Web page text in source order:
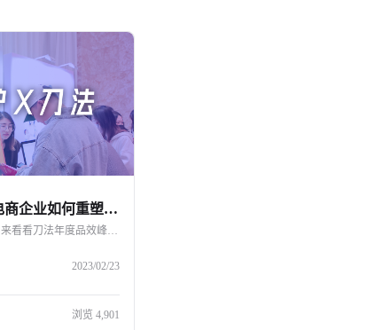
炼丹炉X刀法｜电商企业如何重塑人货场，构筑数字化护城河？-杭州知衣科技
炼丹炉究竟好不好用？来看看刀法年度品效峰会上的客户都怎么说～
2023/02/23
浏览 4,901